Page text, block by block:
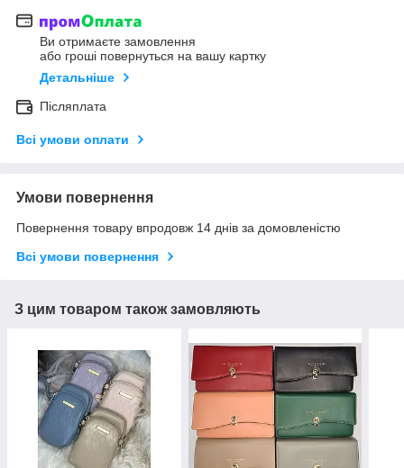
Ви отримаєте замовлення
або гроші повернуться на вашу картку
Детальніше
Післяплата
Всі умови оплати
Умови повернення
Повернення товару впродовж 14 днів за домовленістю
Всі умови повернення
З цим товаром також замовляють